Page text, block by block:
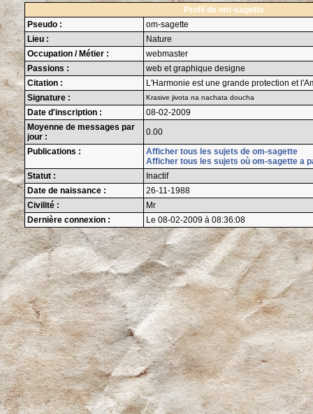
Profil de om-sagette
Pseudo :
om-sagette
Lieu :
Nature
Occupation / Métier :
webmaster
Passions :
web et graphique designe
Citation :
L'Harmonie est une grande protection et
Signature :
Krasive jivota na nachata doucha
Date d'inscription :
08-02-2009
Moyenne de messages par
jour :
0.00
Publications :
Afficher tous les sujets de om-sagette
Afficher tous les sujets où om-sagette a
Statut :
Inactif
Date de naissance :
26-11-1988
Civilité :
Mr
Dernière connexion :
Le 08-02-2009 à 08:36:08